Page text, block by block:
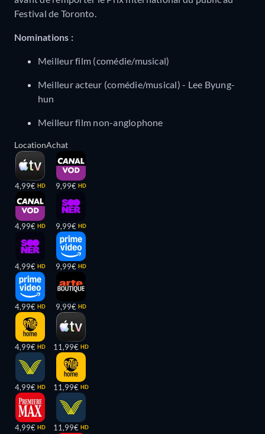
Festival de Toronto.
Nominations :
Meilleur film (comédie/musical)
Meilleur acteur (comédie/musical) - Lee Byung-
hun
Meilleur film non-anglophone
Location
4,99€ HD
4,99€ HD
4,99€ HD
4,99€ HD
4,99€ HD
4,99€ HD
4,99€ HD
Achat
9,99€ HD
9,99€ HD
9,99€ HD
9,99€ HD
11,99€ HD
11,99€ HD
11,99€ HD